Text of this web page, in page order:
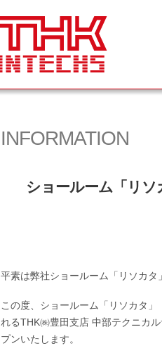
INFORMATION
ショールーム「リ
平素は弊社ショールーム「リソカタ
この度、ショールーム「リソカタ
れるTHK㈱豊田支店 中部テクニカ
プンいたします。